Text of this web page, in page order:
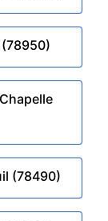
(78490)